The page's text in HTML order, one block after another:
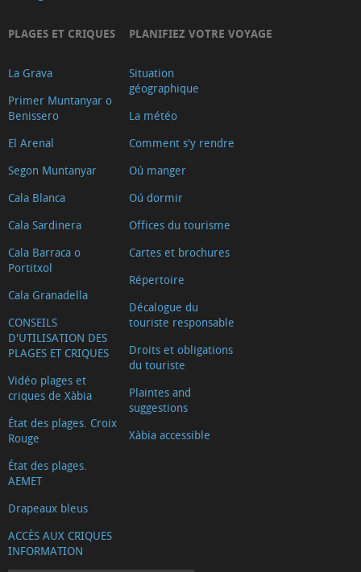
PLAGES ET CRIQUES
La Grava
Primer Muntanyar o
Benissero
El Arenal
Segon Muntanyar
Cala Blanca
Cala Sardinera
Cala Barraca o
Portitxol
Cala Granadella
CONSEILS
D'UTILISATION DES
PLAGES ET CRIQUES
Vidéo plages et
criques de Xàbia
État des plages. Croix
Rouge
État des plages.
AEMET
Drapeaux bleus
ACCÈS AUX CRIQUES
INFORMATION
PLANIFIEZ VOTRE VOYAGE
Situation
géographique
La météo
Comment s'y rendre
Oú manger
Oú dormir
Offices du tourisme
Cartes et brochures
Répertoire
Décalogue du
touriste responsable
Droits et obligations
du touriste
Plaintes and
suggestions
Xàbia accessible